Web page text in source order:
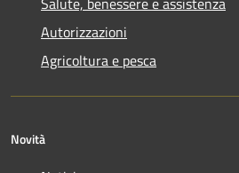
Autorizzazioni
Agricoltura e pesca
Novità